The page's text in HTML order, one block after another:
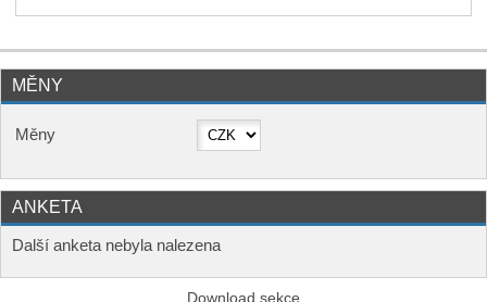
MĚNY
Měny
ANKETA
Další anketa nebyla nalezena
Download sekce